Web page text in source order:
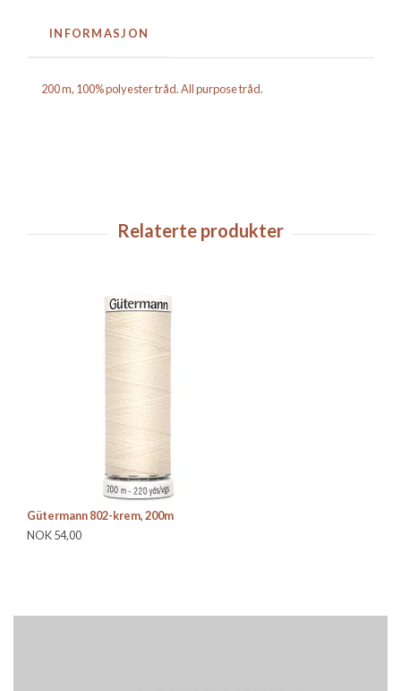
INFORMASJON
200 m, 100% polyester tråd. All purpose tråd.
Gütermann 802-krem, 200m
NOK 54,00